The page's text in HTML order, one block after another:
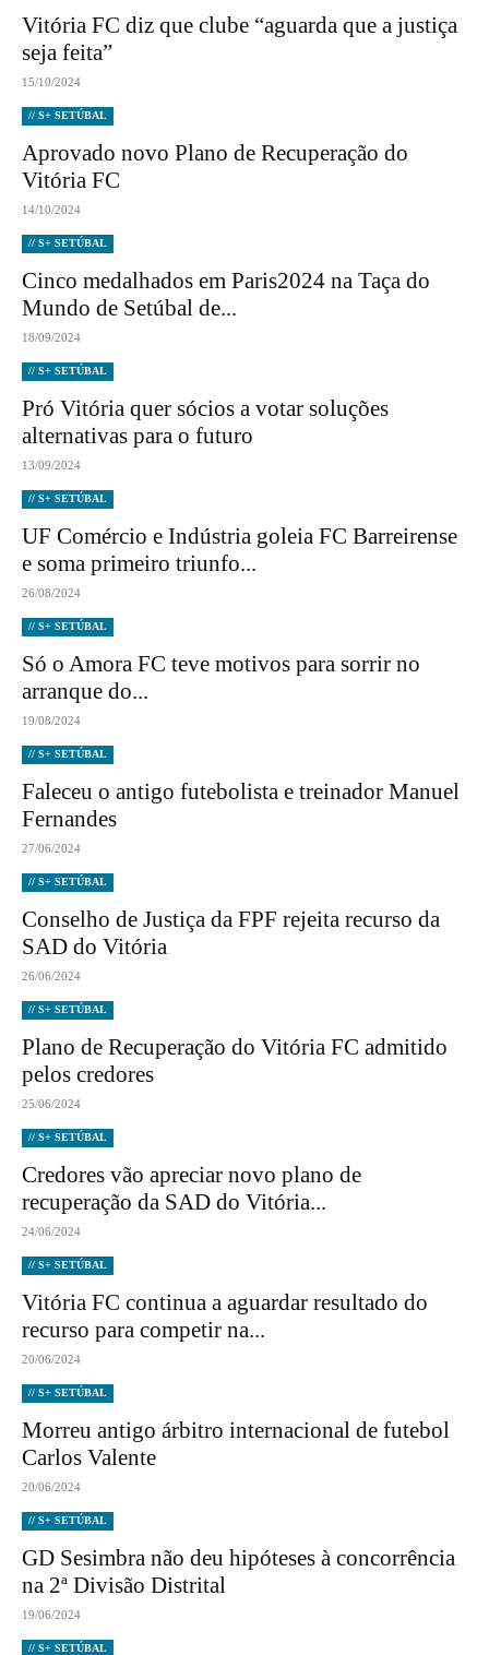
Vitória FC diz que clube “aguarda que a justiça
seja feita”
15/10/2024
// S+ SETÚBAL
Aprovado novo Plano de Recuperação do
Vitória FC
14/10/2024
// S+ SETÚBAL
Cinco medalhados em Paris2024 na Taça do
Mundo de Setúbal de...
18/09/2024
// S+ SETÚBAL
Pró Vitória quer sócios a votar soluções
alternativas para o futuro
13/09/2024
// S+ SETÚBAL
UF Comércio e Indústria goleia FC Barreirense
e soma primeiro triunfo...
26/08/2024
// S+ SETÚBAL
Só o Amora FC teve motivos para sorrir no
arranque do...
19/08/2024
// S+ SETÚBAL
Faleceu o antigo futebolista e treinador Manuel
Fernandes
27/06/2024
// S+ SETÚBAL
Conselho de Justiça da FPF rejeita recurso da
SAD do Vitória
26/06/2024
// S+ SETÚBAL
Plano de Recuperação do Vitória FC admitido
pelos credores
25/06/2024
// S+ SETÚBAL
Credores vão apreciar novo plano de
recuperação da SAD do Vitória...
24/06/2024
// S+ SETÚBAL
Vitória FC continua a aguardar resultado do
recurso para competir na...
20/06/2024
// S+ SETÚBAL
Morreu antigo árbitro internacional de futebol
Carlos Valente
20/06/2024
// S+ SETÚBAL
GD Sesimbra não deu hipóteses à concorrência
na 2ª Divisão Distrital
19/06/2024
// S+ SETÚBAL